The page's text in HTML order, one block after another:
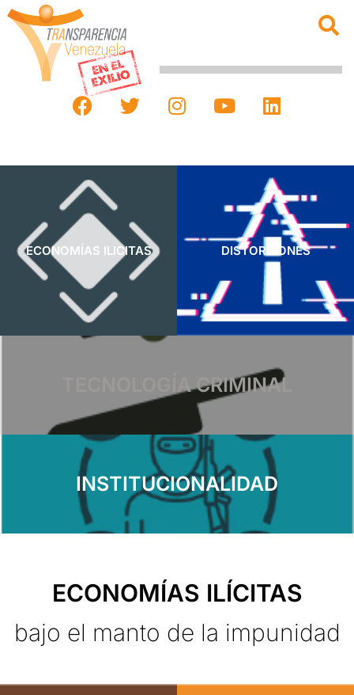
ECONOMÍAS ILICITAS DISTORSIONES
TECNOLOGÍA CRIMINAL
INSTITUCIONALIDAD
ECONOMÍAS ILÍCITAS
bajo el manto de la impunidad